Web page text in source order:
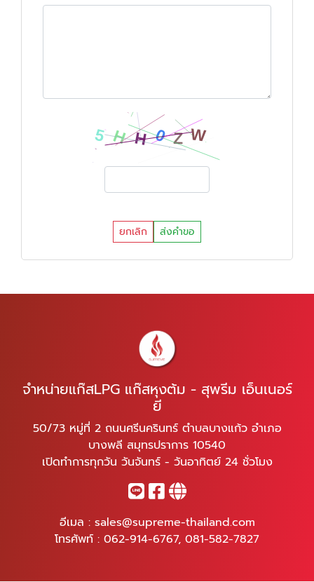
ยกเลิก ส่งคำขอ
จำหน่ายแก๊สLPG แก๊สหุงต้ม - สุพรีม เอ็นเนอร์
ยี
50/73 หมู่ที่ 2 ถนนศรีนครินทร์ ตำบลบางแก้ว อำเภอ
บางพลี สมุทรปราการ 10540
เปิดทำการทุกวัน วันจันทร์ - วันอาทิตย์ 24 ชั่วโมง
อีเมล : sales@supreme-thailand.com
โทรศัพท์ : 062-914-6767, 081-582-7827